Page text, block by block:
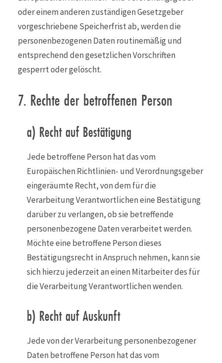
oder einem anderen zuständigen Gesetzgeber
vorgeschriebene Speicherfrist ab, werden die
personenbezogenen Daten routinemäßig und
entsprechend den gesetzlichen Vorschriften
gesperrt oder gelöscht.
7. Rechte der betroffenen Person
a) Recht auf Bestätigung
Jede betroffene Person hat das vom
Europäischen Richtlinien- und Verordnungsgeber
eingeräumte Recht, von dem für die
Verarbeitung Verantwortlichen eine Bestätigung
darüber zu verlangen, ob sie betreffende
personenbezogene Daten verarbeitet werden.
Möchte eine betroffene Person dieses
Bestätigungsrecht in Anspruch nehmen, kann sie
sich hierzu jederzeit an einen Mitarbeiter des für
die Verarbeitung Verantwortlichen wenden.
b) Recht auf Auskunft
Jede von der Verarbeitung personenbezogener
Daten betroffene Person hat das vom